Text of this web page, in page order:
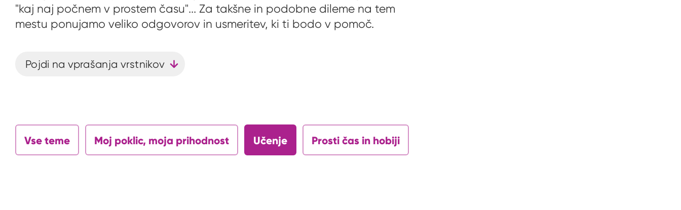
"kaj naj počnem v prostem času"... Za takšne in podobne dileme na tem
mestu ponujamo veliko odgovorov in usmeritev, ki ti bodo v pomoč.
Pojdi na vprašanja vrstnikov
Vse teme Moj poklic, moja prihodnost Učenje Prosti čas in hobiji